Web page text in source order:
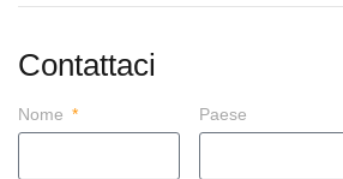
Contattaci
Nome Paese